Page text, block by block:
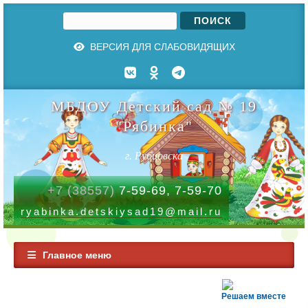
Форма поиска
ВЕРСИЯ ДЛЯ СЛАБОВИДЯЩИХ
МБДОУ Детский сад № 19
"Рябинка"
г. Рубцовска
+7 (38557)7-59-69, 7-59-70
ryabinka.detskiysad19@mail.ru
Главное меню
Решаем вместе